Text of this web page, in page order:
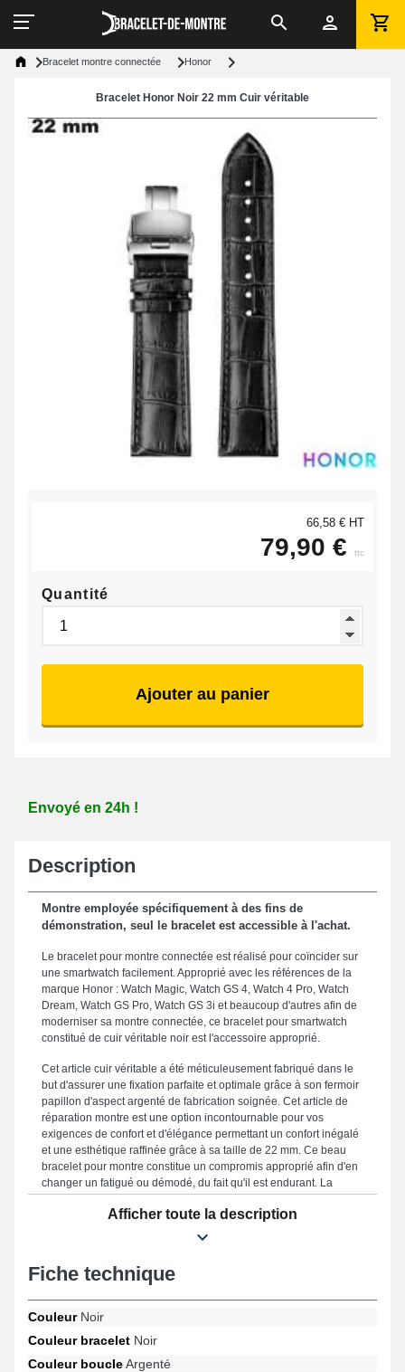
Bracelet montre connectée Honor
Bracelet Honor Noir 22 mm Cuir véritable
66,58 € HT
79,90 € ttc
Quantité
Ajouter au panier
Envoyé en 24h !
Description
Montre employée spécifiquement à des fins de
démonstration, seul le bracelet est accessible à l'achat.
Le bracelet pour montre connectée est réalisé pour coïncider sur
une smartwatch facilement. Approprié avec les références de la
marque Honor : Watch Magic, Watch GS 4, Watch 4 Pro, Watch
Dream, Watch GS Pro, Watch GS 3i et beaucoup d'autres afin de
moderniser sa montre connectée, ce bracelet pour smartwatch
constitué de cuir véritable noir est l'accessoire approprié.
Cet article cuir véritable a été méticuleusement fabriqué dans le
but d'assurer une fixation parfaite et optimale grâce à son fermoir
papillon d'aspect argenté de fabrication soignée. Cet article de
réparation montre est une option incontournable pour vos
exigences de confort et d'élégance permettant un confort inégalé
et une esthétique raffinée grâce à sa taille de 22 mm. Ce beau
bracelet pour montre constitue un compromis approprié afin d'en
changer un fatigué ou démodé, du fait qu'il est endurant. La
touche avant-gardiste et énergique de votre garde-temps. Doté
d'une attache papillon d'excellente qualité, cet article met en
formats Magic Watch 2 (46mm), Watch Dream, Watch GS 3i,
Watch GS Pro, Watch Magic, Watch GS 4 et bien davantage de la
marque Honor. En utilisant son design intemporel, ce bracelet en
Cuir véritable Honor se raccorde idéalement à une variété de
Afficher toute la description
Fiche technique
CouleurNoir
Couleur bracelet Noir
Couleur boucleArgenté